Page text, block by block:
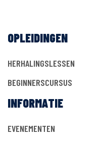
OPLEIDINGEN
HERHALINGSLESSEN
BEGINNERSCURSUS
INFORMATIE
EVENEMENTEN